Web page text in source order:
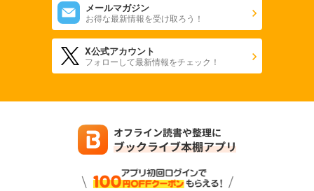
メールマガジン
お得な最新情報を受け取ろう！
X公式アカウント
フォローして最新情報をチェック！